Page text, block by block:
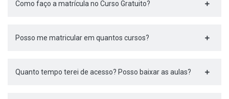
Como faço a matrícula no Curso Gratuito?
Posso me matricular em quantos cursos?
Quanto tempo terei de acesso? Posso baixar as aulas?